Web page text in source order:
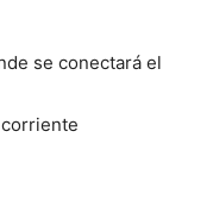
se conectará el